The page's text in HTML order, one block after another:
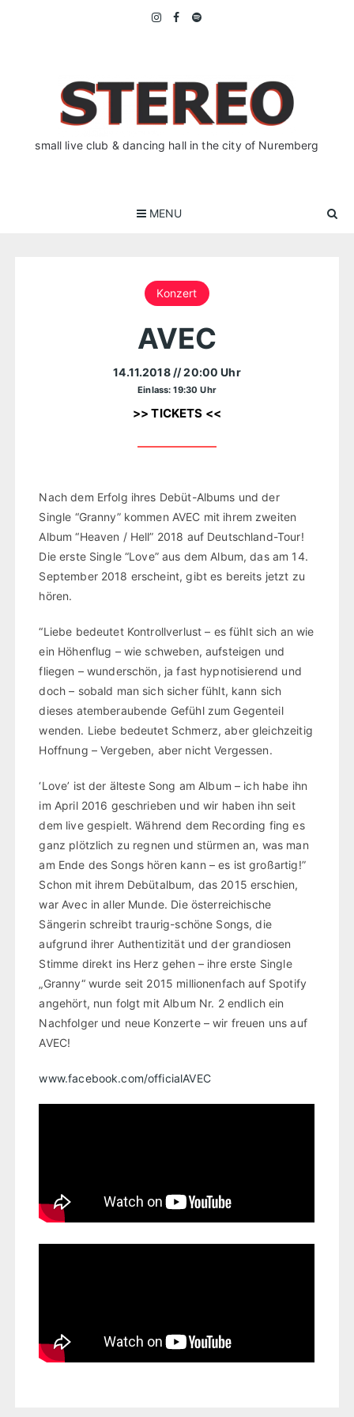
small live club & dancing hall in the city of Nuremberg
MENU
Konzert
AVEC
14.11.2018 // 20:00 Uhr
Einlass: 19:30 Uhr
>> TICKETS <<
Nach dem Erfolg ihres Debüt-Albums und der
Single “Granny” kommen AVEC mit ihrem zweiten
Album “Heaven / Hell” 2018 auf Deutschland-Tour!
Die erste Single “Love” aus dem Album, das am 14.
September 2018 erscheint, gibt es bereits jetzt zu
hören.
“Liebe bedeutet Kontrollverlust – es fühlt sich an wie
ein Höhenflug – wie schweben, aufsteigen und
fliegen – wunderschön, ja fast hypnotisierend und
doch – sobald man sich sicher fühlt, kann sich
dieses atemberaubende Gefühl zum Gegenteil
wenden. Liebe bedeutet Schmerz, aber gleichzeitig
Hoffnung – Vergeben, aber nicht Vergessen.
‘Love’ ist der älteste Song am Album – ich habe ihn
im April 2016 geschrieben und wir haben ihn seit
dem live gespielt. Während dem Recording fing es
ganz plötzlich zu regnen und stürmen an, was man
am Ende des Songs hören kann – es ist großartig!”
Schon mit ihrem Debütalbum, das 2015 erschien,
war Avec in aller Munde. Die österreichische
Sängerin schreibt traurig-schöne Songs, die
aufgrund ihrer Authentizität und der grandiosen
Stimme direkt ins Herz gehen – ihre erste Single
„Granny“ wurde seit 2015 millionenfach auf Spotify
angehört, nun folgt mit Album Nr. 2 endlich ein
Nachfolger und neue Konzerte – wir freuen uns auf
AVEC!
www.facebook.com/officialAVEC